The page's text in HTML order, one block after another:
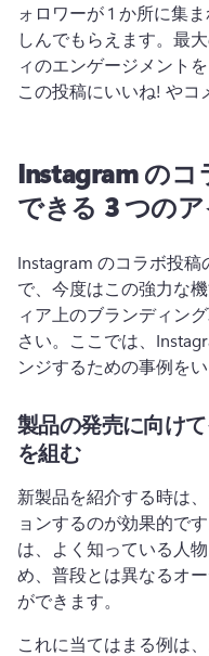
ォロワーが 1 か所に集
しんでもらえます。 最
ィのエンゲージメント
この投稿にいいね! やコ
Instagram のコ
できる 3 つの
Instagram のコラボ投
で、今度はこの強力な
ィア上のブランディン
さい。 ここでは、
ンジするための事例を
製品の発売に向け
を組む
新製品を紹介する時は
ョンするのが効果的です
は、よく知っている人
め、普段とは異なるオ
ができます。
これに当てはまる例は